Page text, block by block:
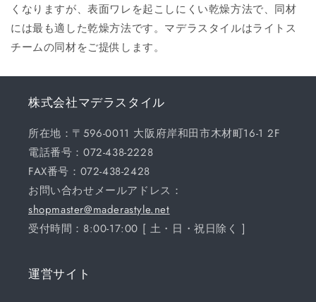
くなりますが、表面ワレを起こしにくい乾燥方法で、同材
には最も適した乾燥方法です。マデラスタイルはライトス
チームの同材をご提供します。
株式会社マデラスタイル
所在地：〒596-0011 大阪府岸和田市木材町16-1 2F
電話番号：072-438-2228
FAX番号：072-438-2428
お問い合わせメールアドレス：
shopmaster@maderastyle.net
受付時間：8:00-17:00 [ 土・日・祝日除く ]
運営サイト